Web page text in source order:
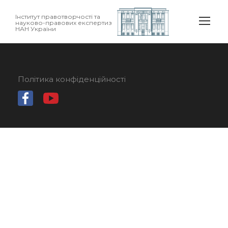
Інститут правотворчості та
науково-правових експертиз
НАН України
Політика конфіденційності